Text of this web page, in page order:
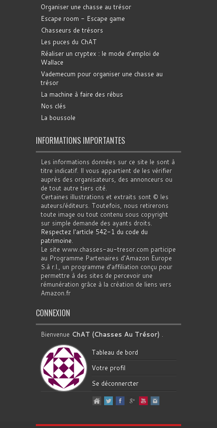
Organiser une chasse au trésor
Escape room - Escape game
Chasseurs de trésors
Les puces du ChAT
Réaliser un cryptex : le mode d'emploi de
Wallace
Vademecum pour organiser une chasse au
trésor
La machine à faire des rébus
Nos clés
La boussole
INFORMATIONS IMPORTANTES
Les informations données sur ce site le sont à
titre indicatif. Il vous appartient de les vérifier
auprès des organisateurs, des annonceurs ou
de tout autre tiers cité.
Certaines illustrations et extraits sont © les
auteurs/éditeurs. Toutefois, nous retirerons
toute image ou tout contenu sous copyright
sur simple demande des ayants droits.
Respectez l'article 542-1 du code du
patrimoine.
Le site www.chasses-au-tresor.com participe
au Programme Partenaires d’Amazon Europe
S.à r.l., un programme d’affiliation conçu pour
permettre à des sites de percevoir une
rémunération grâce à la création de liens vers
Amazon.fr
CONNEXION
Bienvenue ChAT (Chasses Au Trésor) .
Tableau de bord
Votre profil
Se déconnercter